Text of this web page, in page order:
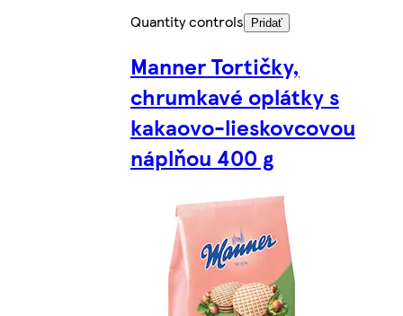
Quantity controls
Pridať
Manner Tortičky,
chrumkavé oplátky s
kakaovo-lieskovcovou
náplňou 400 g